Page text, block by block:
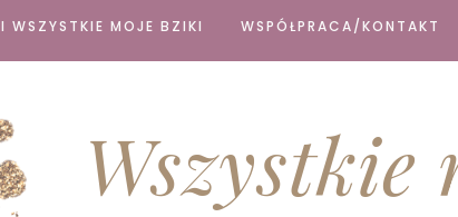
WSZYSTKIE MOJE BZIKI WSPÓŁPRACA/KONTAKT